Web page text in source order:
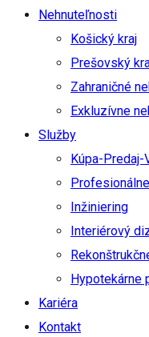
Nehnuteľnosti
Košický kraj
Prešovský
Zahraničné
Exkluzívne
Služby
Kúpa-
Inžiniering
Interiérový
Hypotekárne
Kariéra
Kontakt